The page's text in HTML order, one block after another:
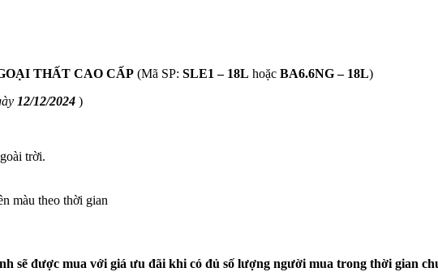
THẤT CAO CẤP (Mã SP: SLE1 – 18L hoặc BA6.6NG – 18L)
12/12/2024 )
trời.
màu theo thời gian
sẽ được mua với giá ưu đãi khi có đủ số lượng người mua trong thời gian